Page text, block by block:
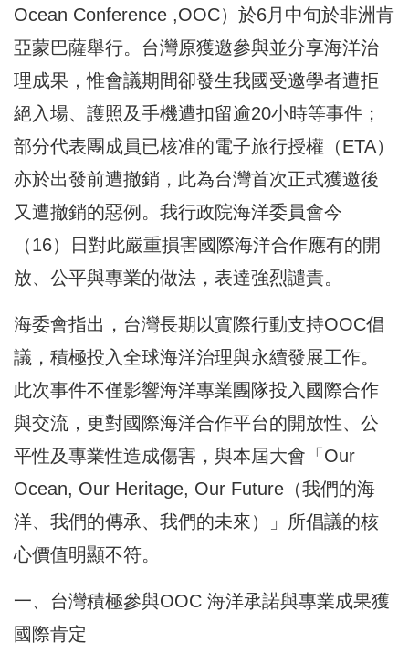
Ocean Conference ,OOC）於6月中旬於非洲肯
亞蒙巴薩舉行。台灣原獲邀參與並分享海洋治
理成果，惟會議期間卻發生我國受邀學者遭拒
絕入場、護照及手機遭扣留逾20小時等事件；
部分代表團成員已核准的電子旅行授權（ETA）
亦於出發前遭撤銷，此為台灣首次正式獲邀後
又遭撤銷的惡例。我行政院海洋委員會今
（16）日對此嚴重損害國際海洋合作應有的開
放、公平與專業的做法，表達強烈譴責。
海委會指出，台灣長期以實際行動支持OOC倡
議，積極投入全球海洋治理與永續發展工作。
此次事件不僅影響海洋專業團隊投入國際合作
與交流，更對國際海洋合作平台的開放性、公
平性及專業性造成傷害，與本屆大會「Our
Ocean, Our Heritage, Our Future（我們的海
洋、我們的傳承、我們的未來）」所倡議的核
心價值明顯不符。
一、台灣積極參與OOC 海洋承諾與專業成果獲
國際肯定